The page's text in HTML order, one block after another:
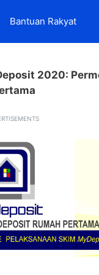
Bantuan Rakyat
2020: